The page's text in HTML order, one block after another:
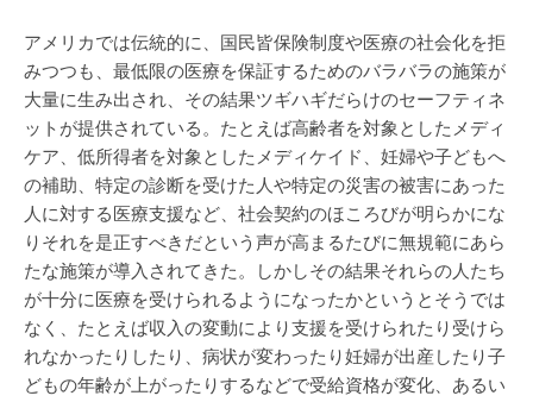
アメリカでは伝統的に、国民皆保険制度や医療の社会化を拒
みつつも、最低限の医療を保証するためのバラバラの施策が
大量に生み出され、その結果ツギハギだらけのセーフティネ
ットが提供されている。たとえば高齢者を対象としたメディ
ケア、低所得者を対象としたメディケイド、妊婦や子どもへ
の補助、特定の診断を受けた人や特定の災害の被害にあった
人に対する医療支援など、社会契約のほころびが明らかにな
りそれを是正すべきだという声が高まるたびに無規範にあら
たな施策が導入されてきた。しかしその結果それらの人たち
が十分に医療を受けられるようになったかというとそうでは
なく、たとえば収入の変動により支援を受けられたり受けら
れなかったりしたり、病状が変わったり妊婦が出産したり子
どもの年齢が上がったりするなどで受給資格が変化、あるい